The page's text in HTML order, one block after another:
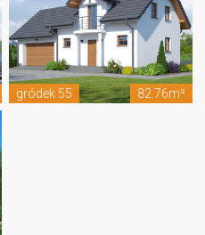
gródek 55 82.76m²